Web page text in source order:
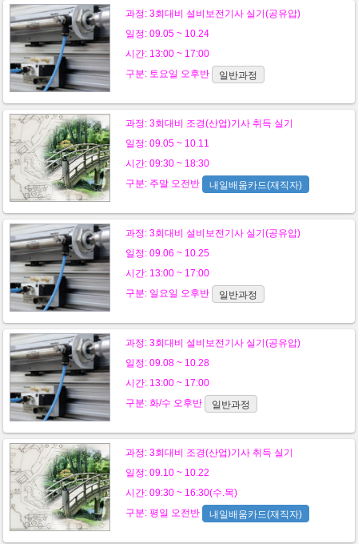
과정: 3회대비 설비보전기사 실기(공유압)
일정: 09.05 ~ 10.24
시간: 13:00 ~ 17:00
구분: 토요일 오후반 일반과정
과정: 3회대비 조경(산업)기사 취득 실기
일정: 09.05 ~ 10.11
시간: 09:30 ~ 18:30
구분: 주말 오전반 내일배움카드(재직자)
과정: 3회대비 설비보전기사 실기(공유압)
일정: 09.06 ~ 10.25
시간: 13:00 ~ 17:00
구분: 일요일 오후반 일반과정
과정: 3회대비 설비보전기사 실기(공유압)
일정: 09.08 ~ 10.28
시간: 13:00 ~ 17:00
구분: 화/수 오후반 일반과정
과정: 3회대비 조경(산업)기사 취득 실기
일정: 09.10 ~ 10.22
시간: 09:30 ~ 16:30(수.목)
구분: 평일 오전반 내일배움카드(재직자)